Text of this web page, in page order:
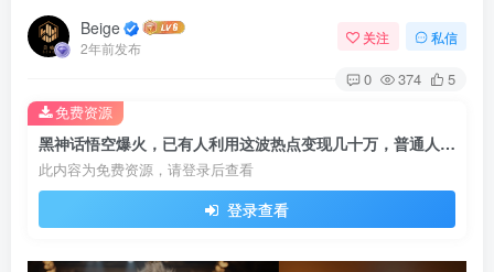
Beige
2年前发布
关注 私信
0 374 5
黑神话悟空爆火，已有人利用这波热点变现几十万，普通人也可用AI蹭热点搞钱，多重变现方法
此内容为免费资源，请登录后查看
登录查看
免费资源